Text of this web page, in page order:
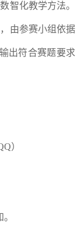
智化教学方法。
由参赛小组依据
出符合赛题要求
）